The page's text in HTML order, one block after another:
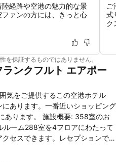
経路や空港の魅力的な景
ァンの方には、きっと心
ご
式
ク
を保証するものではありません。
ンクフルト エアポー
気をご提供するこの空港ホテル
あります。一番近いショッピング
あります。 施設概要: 358室のお
ルーム288室を4フロアにわたって
セスできます。レセプションでは
ご質問にも対応いたします。クロ